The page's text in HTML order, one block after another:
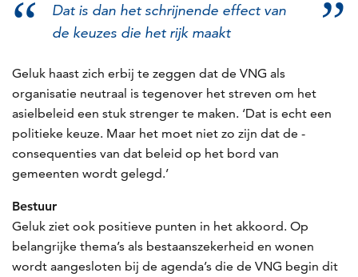
Dat is dan het schrijnende effect van
de keuzes die het rijk maakt
Geluk haast zich erbij te zeggen dat de VNG als
organisatie neutraal is tegenover het streven om het
asielbeleid een stuk strenger te maken. ‘Dat is echt een
politieke keuze. Maar het moet niet zo zijn dat de ­
consequenties van dat beleid op het bord van
gemeenten wordt gelegd.’
Bestuur
Geluk ziet ook positieve punten in het akkoord. Op
belangrijke thema’s als bestaanszekerheid en wonen
wordt aangesloten bij de agenda’s die de VNG begin dit